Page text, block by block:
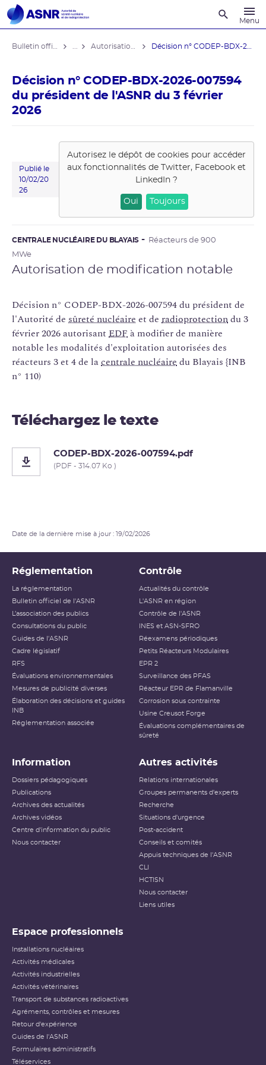
Menu
Décision n° CODEP-BDX-2026-007594
du président de l'ASNR du 3 février
2026
Publié le
10/02/20
26
Autorisez le dépôt de cookies pour accéder
aux fonctionnalités de Twitter, Facebook et
LinkedIn?
Oui Toujours
CENTRALE NUCLÉAIRE DU BLAYAIS
Réacteurs de 900
MWe
Autorisation de modification notable
Décision n° CODEP-BDX-2026-007594 du président de
l'Autorité de sûreté nucléaire et de radioprotectiondu 3
février 2026 autorisant EDFà modifier de manière
notable les modalités d'exploitation autorisées des
réacteurs 3 et 4 de lacentrale nucléairedu Blayais {INB
n° 110)
Téléchargez le texte
CODEP-BDX-2026-007594.pdf
(PDF - 314.07 Ko )
Date de la dernière mise à jour : 19/02/2026
Réglementation
La réglementation
Bulletin officiel de l'ASNR
L’association des publics
Consultations du public
Guides de l'ASNR
Cadre législatif
RFS
Évaluations environnementales
Mesures de publicité diverses
Élaboration des décisions et guides
INB
Réglementation associée
Contrôle
Actualités du contrôle
L'ASNR en région
Contrôle de l'ASNR
INES et ASN-SFRO
Réexamens périodiques
Petits Réacteurs Modulaires
EPR 2
Surveillance des PFAS
Réacteur EPR de Flamanville
Corrosion sous contrainte
Usine Creusot Forge
Évaluations complémentaires de
sûreté
Information
Dossiers pédagogiques
Publications
Archives des actualités
Archives vidéos
Centre d'information du public
Nous contacter
Autres activités
Relations internationales
Groupes permanents d'experts
Recherche
Situations d'urgence
Post-accident
Conseils et comités
Appuis techniques de l'ASNR
CLI
HCTISN
Nous contacter
Liens utiles
Espace professionnels
Installations nucléaires
Activités médicales
Activités industrielles
Activités vétérinaires
Transport de substances radioactives
Agréments, contrôles et mesures
Retour d'expérience
Guides de l'ASNR
Formulaires administratifs
Téléservices